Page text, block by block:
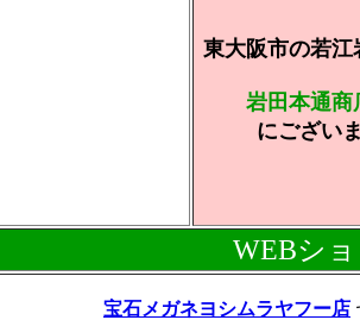
東大阪市の若江
岩田本通商
にござい
WEBシ
宝石メガネヨシムラヤフー店